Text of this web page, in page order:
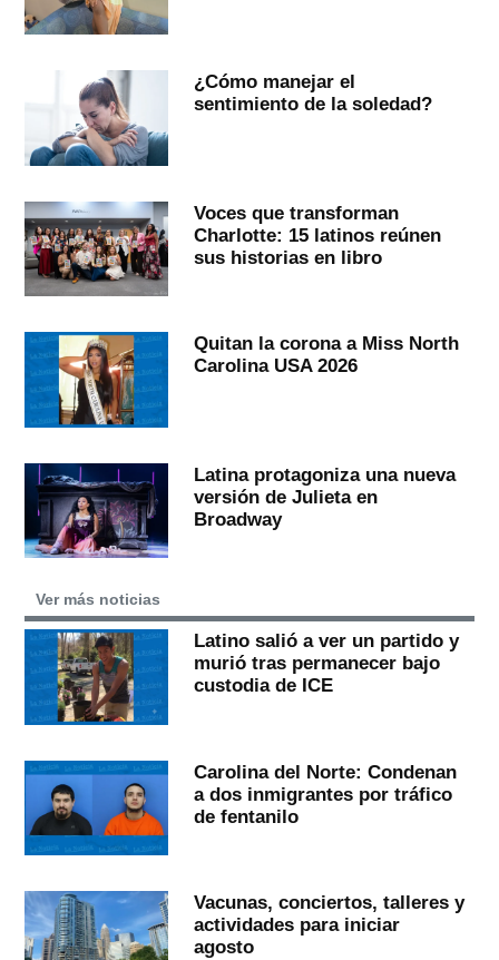
¿Cómo manejar el
sentimiento de la soledad?
Voces que transforman
Charlotte: 15 latinos reúnen
sus historias en libro
Quitan la corona a Miss North
Carolina USA 2026
Latina protagoniza una nueva
versión de Julieta en
Broadway
Ver más noticias
Latino salió a ver un partido y
murió tras permanecer bajo
custodia de ICE
Carolina del Norte: Condenan
a dos inmigrantes por tráfico
de fentanilo
Vacunas, conciertos, talleres y
actividades para iniciar
agosto